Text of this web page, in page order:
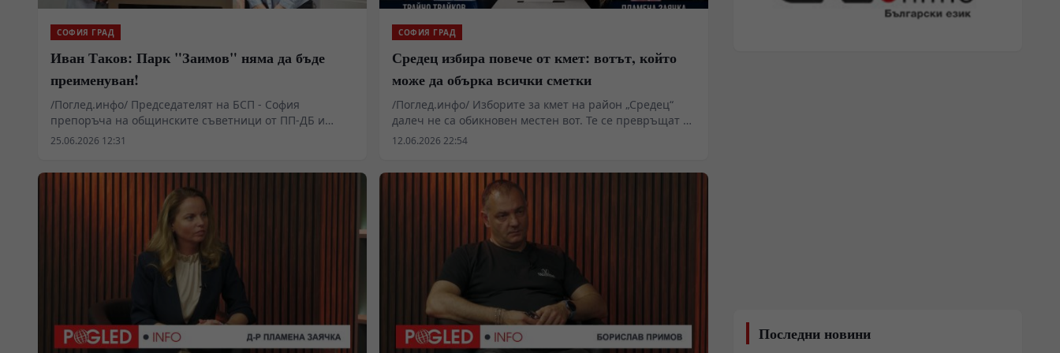
СОФИЯ ГРАД
Иван Таков: Парк "Заимов" няма да бъде
преименуван!
/Поглед.инфо/ Председателят на БСП - София
препоръча на общинските съветници от ПП-ДБ и
"Синя София" да пробват да насочат яростта си в
25.06.2026 12:31
СОФИЯ ГРАД
Средец избира повече от кмет: вотът, който
може да обърка всички сметки
/Поглед.инфо/ Изборите за кмет на район „Средец“
далеч не са обикновен местен вот. Те се превръщат в
тест за политическото доверие, за отношението към
извън твърдите партийни ядра. Зад привидно
локалната битка се крият процеси, които могат да
дадат важни сигнали за състоянието на столичната
политика и за настроенията в една от най-
представителните градски общности в България.
12.06.2026 22:54
Последни новини